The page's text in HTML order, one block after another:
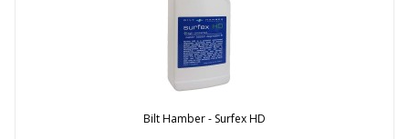
Bilt Hamber - Surfex HD